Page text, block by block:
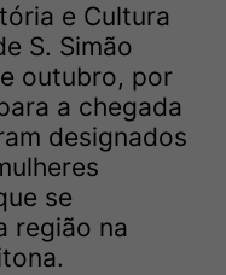
e Cultura
S. Simão
outubro, por
a chegada
designados
se
região na